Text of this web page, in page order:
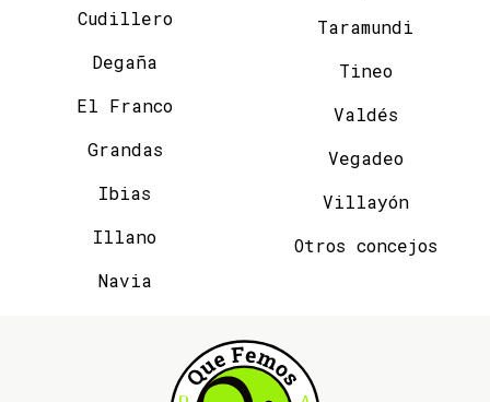
Cudillero
Degaña
El Franco
Grandas
Ibias
Illano
Navia
Taramundi
Tineo
Valdés
Vegadeo
Villayón
Otros concejos